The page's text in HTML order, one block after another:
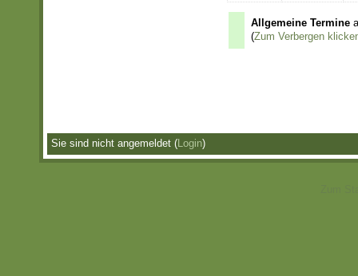
Allgemeine Termine
(Zum Verbergen
Sie sind nicht angemeldet (Login)